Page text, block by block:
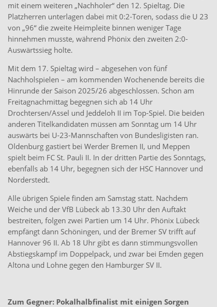
mit einem weiteren „Nachholer“ den 12. Spieltag. Die
Platzherren unterlagen dabei mit 0:2-Toren, sodass die U 23
von „96“ die zweite Heimpleite binnen weniger Tage
hinnehmen musste, während Phönix den zweiten 2:0-
Auswärtssieg holte.
Mit dem 17. Spieltag wird – abgesehen von fünf
Nachholspielen – am kommenden Wochenende bereits die
Hinrunde der Saison 2025/26 abgeschlossen. Schon am
Freitagnachmittag begegnen sich ab 14 Uhr
Drochtersen/Assel und Jeddeloh II im Top-Spiel. Die beiden
anderen Titelkandidaten müssen am Sonntag um 14 Uhr
auswärts bei U-23-Mannschaften von Bundesligisten ran.
Oldenburg gastiert bei Werder Bremen II, und Meppen
spielt beim FC St. Pauli II. In der dritten Partie des Sonntags,
ebenfalls ab 14 Uhr, begegnen sich der HSC Hannover und
Norderstedt.
Alle übrigen Spiele finden am Samstag statt. Nachdem
Weiche und der VfB Lübeck ab 13.30 Uhr den Auftakt
bestreiten, folgen zwei Partien um 14 Uhr. Phönix Lübeck
empfängt dann Schöningen, und der Bremer SV trifft auf
Hannover 96 II. Ab 18 Uhr gibt es dann stimmungsvollen
Abstiegskampf im Doppelpack, und zwar bei Emden gegen
Altona und Lohne gegen den Hamburger SV II.
Zum Gegner: Pokalhalbfinalist mit einigen Sorgen